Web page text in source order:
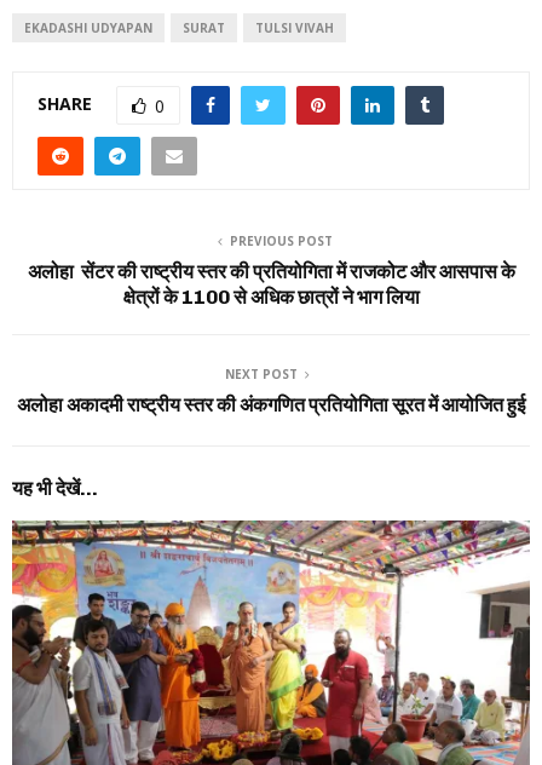
EKADASHI UDYAPAN SURAT TULSI VIVAH
SHARE 0
PREVIOUS POST
अलोहा सेंटर की राष्ट्रीय स्तर की प्रतियोगिता में राजकोट और आसपास के
क्षेत्रों के 1100 से अधिक छात्रों ने भाग लिया
NEXT POST
अलोहा अकादमी राष्ट्रीय स्तर की अंकगणित प्रतियोगिता सूरत में आयोजित हुई
यह भी देखें...